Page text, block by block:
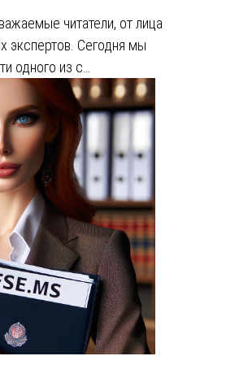
читатели, от лица
экспертов. Сегодня мы
одного из с…